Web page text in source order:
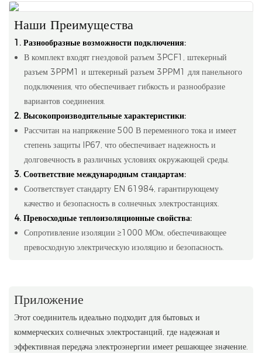
Наши Преимущества
1. Разнообразные возможности подключения:
В комплект входят гнездовой разъем 3PCF1, штекерный
разъем 3PPM1 и штекерный разъем 3PPM1 для панельного
подключения, что обеспечивает гибкость и разнообразие
вариантов соединения.
2. Высокопроизводительные характеристики:
Рассчитан на напряжение 500 В переменного тока и имеет
степень защиты IP67, что обеспечивает надежность и
долговечность в различных условиях окружающей среды.
3. Соответствие международным стандартам:
Соответствует стандарту EN 61984, гарантирующему
качество и безопасность в солнечных электростанциях.
4. Превосходные теплоизоляционные свойства:
Сопротивление изоляции ≥1000 МОм, обеспечивающее
превосходную электрическую изоляцию и безопасность.
Приложение
Этот соединитель идеально подходит для бытовых и
коммерческих солнечных электростанций, где надежная и
эффективная передача электроэнергии имеет решающее значение.